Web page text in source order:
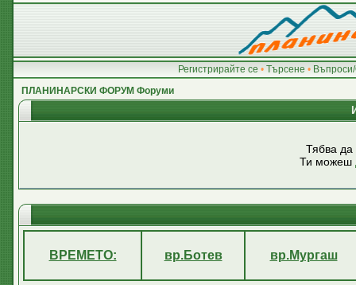
Регистрирайте се • Търсене •
ПЛАНИНАРСКИ ФОРУМ Форуми
Тябва
Ти можеш
ВРЕМЕТО: вр.Ботев вр.Мургаш